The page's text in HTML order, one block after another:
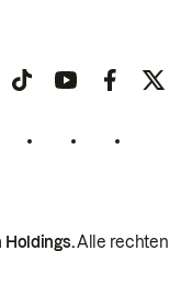
Holdings.Alle rechten